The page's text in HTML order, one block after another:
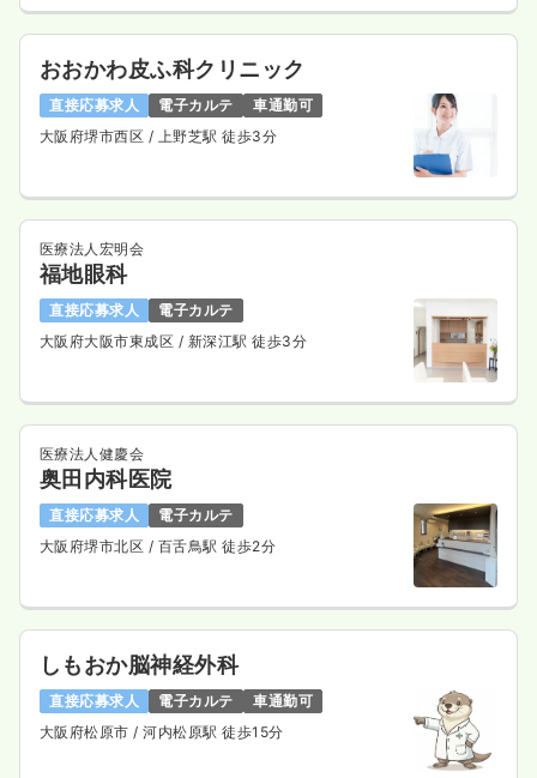
おおかわ皮ふ科クリニック
直接応募求人 電子カルテ
車通勤可
大阪府堺市西区 / 上野芝駅 徒歩3分
医療法人宏明会
福地眼科
直接応募求人
電子カルテ
大阪府大阪市東成区 / 新深江駅 徒歩3分
医療法人健慶会
奥田内科医院
直接応募求人
電子カルテ
大阪府堺市北区 / 百舌鳥駅 徒歩2分
しもおか脳神経外科
直接応募求人 電子カルテ
車通勤可
大阪府松原市/ 河内松原駅 徒歩15分